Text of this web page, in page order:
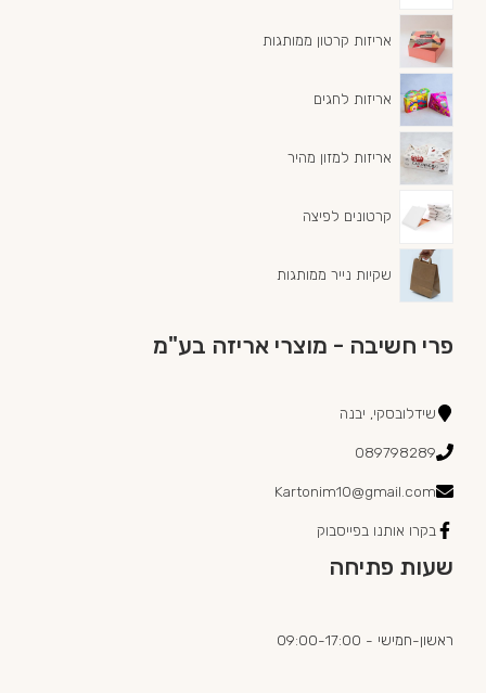
אריזות קרטון ממותגות
אריזות לחגים
אריזות למזון מהיר
קרטונים לפיצה
שקיות נייר ממותגות
פרי חשיבה - מוצרי אריזה בע"מ
שידלובסקי, יבנה
089798289
Kartonim10@gmail.com
בקרו אותנו בפייסבוק
שעות פתיחה
ראשון-חמישי - 09:00-17:00